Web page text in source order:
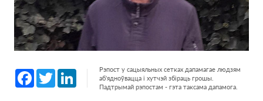
Facebook
Twitter LinkedInРэпост у сацыяльных сетках дапамагае людзям
аб'ядноўвацца і хутчэй збіраць грошы.
Падтрымай рэпостам - гэта таксама дапамога.